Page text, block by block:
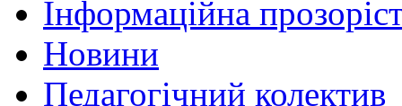
Інформаційна
Новини
Педагогічний колектив